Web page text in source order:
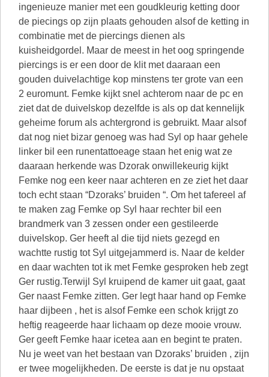
ingenieuze manier met een goudkleurig ketting door
de piecings op zijn plaats gehouden alsof de ketting in
combinatie met de piercings dienen als
kuisheidgordel. Maar de meest in het oog springende
piercings is er een door de klit met daaraan een
gouden duivelachtige kop minstens ter grote van een
2 euromunt. Femke kijkt snel achterom naar de pc en
ziet dat de duivelskop dezelfde is als op dat kennelijk
geheime forum als achtergrond is gebruikt. Maar alsof
dat nog niet bizar genoeg was had Syl op haar gehele
linker bil een runentattoeage staan het enig wat ze
daaraan herkende was Dzorak onwillekeurig kijkt
Femke nog een keer naar achteren en ze ziet het daar
toch echt staan “Dzoraks’ bruiden “. Om het tafereel af
te maken zag Femke op Syl haar rechter bil een
brandmerk van 3 zessen onder een gestileerde
duivelskop. Ger heeft al die tijd niets gezegd en
wachtte rustig tot Syl uitgejammerd is. Naar de kelder
en daar wachten tot ik met Femke gesproken heb zegt
Ger rustig.Terwijl Syl kruipend de kamer uit gaat, gaat
Ger naast Femke zitten. Ger legt haar hand op Femke
haar dijbeen , het is alsof Femke een schok krijgt zo
heftig reageerde haar lichaam op deze mooie vrouw.
Ger geeft Femke haar icetea aan en begint te praten.
Nu je weet van het bestaan van Dzoraks’ bruiden , zijn
er twee mogelijkheden. De eerste is dat je nu opstaat